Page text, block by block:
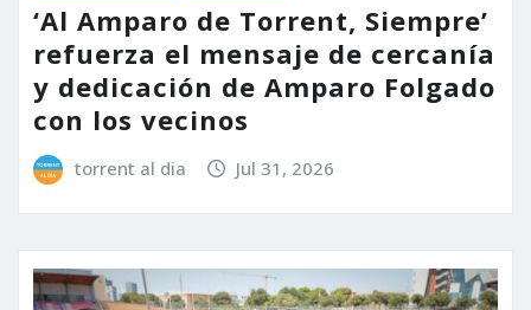
‘Al Amparo de Torrent, Siempre’
refuerza el mensaje de cercanía
y dedicación de Amparo Folgado
con los vecinos
torrent al dia Jul 31, 2026